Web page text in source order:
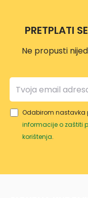
PRETPLATI
Ne propusti
Odabirom nastavka
informacije o zaštiti
korištenja.